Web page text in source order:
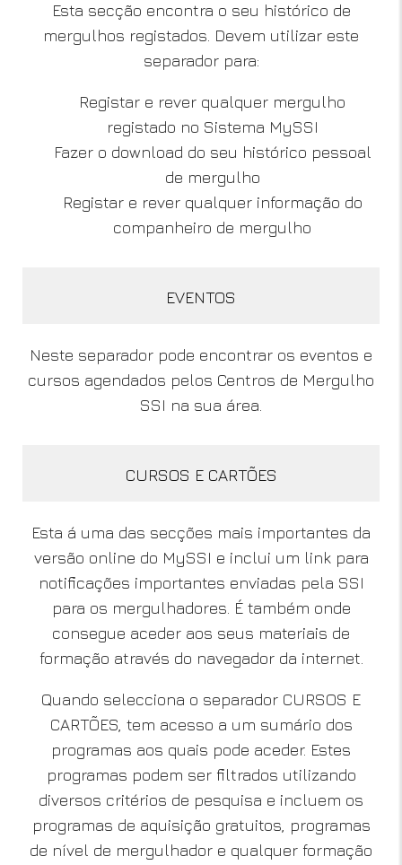
Esta secção encontra o seu histórico de
mergulhos registados. Devem utilizar este
separador para:
Registar e rever qualquer mergulho
registado no Sistema MySSI
Fazer o download do seu histórico pessoal
de mergulho
Registar e rever qualquer informação do
companheiro de mergulho
EVENTOS
Neste separador pode encontrar os eventos e
cursos agendados pelos Centros de Mergulho
SSI na sua área.
CURSOS E CARTÕES
Esta á uma das secções mais importantes da
versão online do MySSI e inclui um link para
notificações importantes enviadas pela SSI
para os mergulhadores. É também onde
consegue aceder aos seus materiais de
formação através do navegador da internet.
Quando selecciona o separador CURSOS E
CARTÕES, tem acesso a um sumário dos
programas aos quais pode aceder. Estes
programas podem ser filtrados utilizando
diversos critérios de pesquisa e incluem os
programas de aquisição gratuitos, programas
de nível de mergulhador e qualquer formação